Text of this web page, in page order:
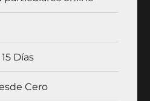
Días
Cero